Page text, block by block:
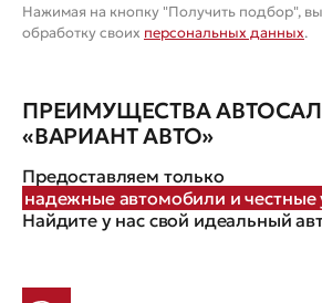
Нажимая на кнопку "Получить подбор", вы
обработку своих персональных данных.
ПРЕИМУЩЕСТВА
«ВАРИАНТ АВТО»
Предоставляем только
надежные автомобили и честные
Найдите у нас свой идеальный